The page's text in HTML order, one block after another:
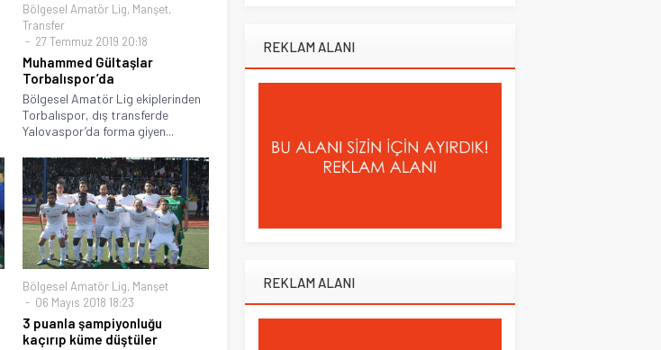
Bölgesel Amatör Lig, Manşet,
Transfer
27 Temmuz 2019 20:18
Muhammed Gültaşlar
Torbalıspor’da
Bölgesel Amatör Lig ekiplerinden
Torbalıspor, dış transferde
Yalovaspor’da forma giyen...
Bölgesel Amatör Lig, Manşet
06 Mayıs 2018 18:23
3 puanla şampiyonluğu
kaçırıp küme düştüler
REKLAM ALANI
REKLAM ALANI